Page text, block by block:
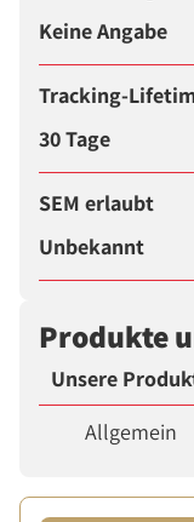
Keine Angabe
Tracking-
30 Tage
SEM erlaubt
Unbekannt
Produkte
Unsere
Allgemein